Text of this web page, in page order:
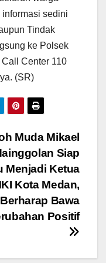
sedini
Tindak
ke Polsek
Center 110
(SR)
Muda Mikael
Siap
Menjadi Ketua
Kota Medan,
Berharap Bawa
Positif